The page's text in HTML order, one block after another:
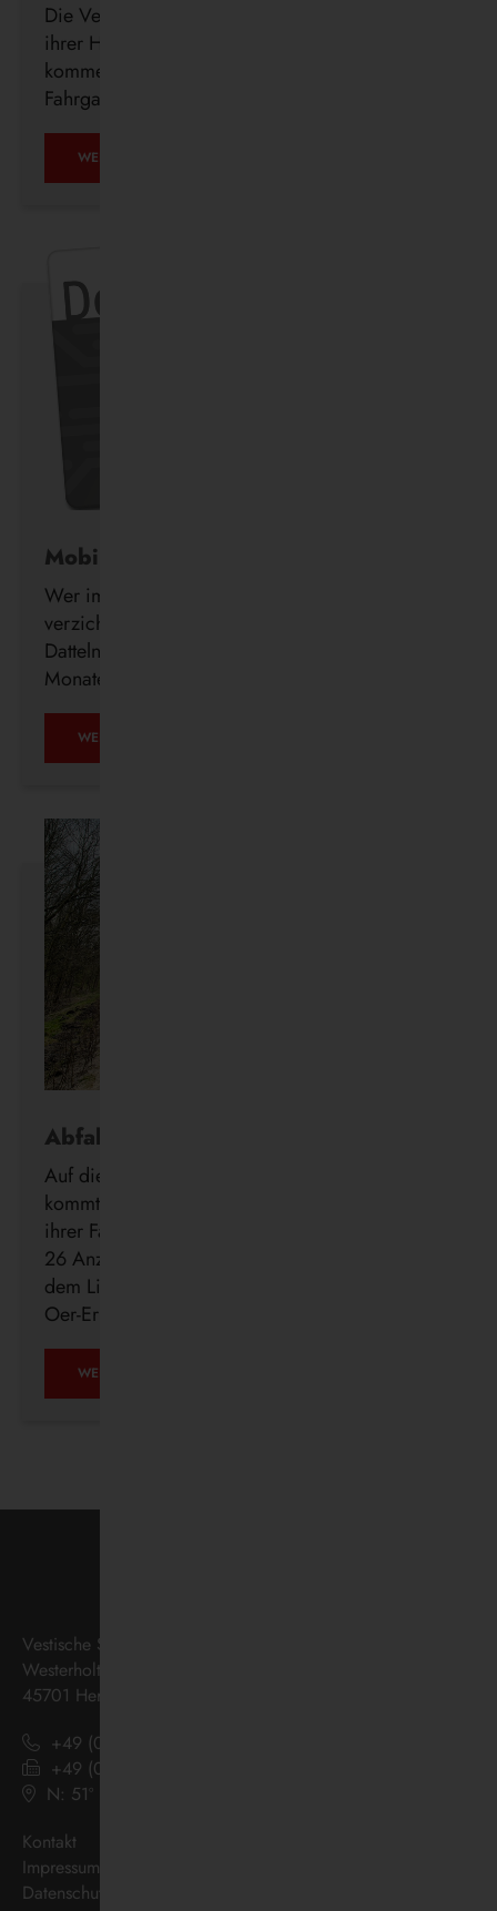
Die Vestische investiert weiter in den Ausbau
ihrer Haltestelleninfrastruktur und errichtet in den
kommenden Wochen insgesamt 23 neue
Fahrgastunterstände im Bedienungsgebiet.
WEITERLESEN …
Mobil ohne Auto
Wer im Alter freiwillig auf seinen Führerschein
verzichtet, erhält ab sofort auch in Waltrop und
Datteln kostenlos ein DeutschlandTicket für drei
Monate.
WEITERLESEN …
Abfahrt in Echtzeit
Auf die Minute genau wissen, wann der Bus
kommt: Die Vestische forciert die Digitalisierung
ihrer Fahrgastinformation mit der Installation von
26 Anzeigern der neuen DFI light-Systeme auf
dem Linienweg des SB24 in Recklinghausen,
Oer-Erkenschwick, Datteln und Waltrop.
WEITERLESEN …
Vestische Straßenbahnen GmbH
Westerholter Straße 550
45701 Herten
+49 (0) 2366 186 - 0
+49 (0) 2366 186 - 444
N: 51º 36’ 38“ E: 07º 08’ 07“
Kontakt
Impressum
Datenschutz